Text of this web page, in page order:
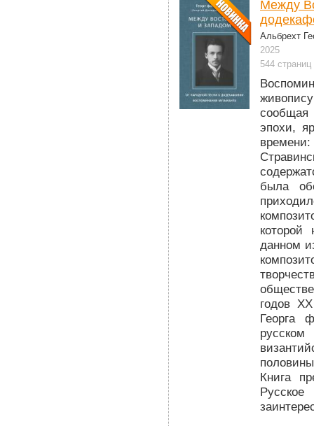
Между
Альбрехт
2025
544 страниц
сообщая
эпохи,
была
данном
годов
Георга
Книга